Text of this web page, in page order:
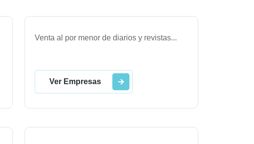
Venta al por menor de diarios y revistas...
Ver Empresas